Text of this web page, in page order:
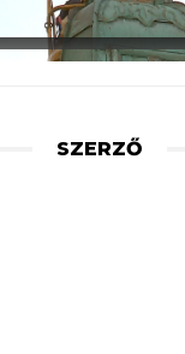
SZERZŐ